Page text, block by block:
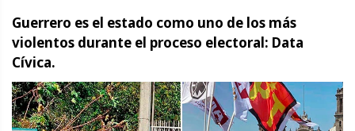
Guerrero es el estado como uno de los más
violentos durante el proceso electoral: Data
Cívica.